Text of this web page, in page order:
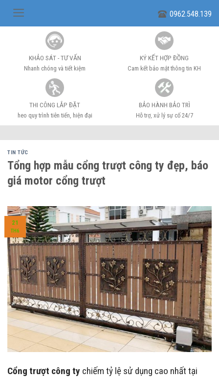
0962.548.139
KHẢO SÁT - TƯ VẤN
Nhanh chóng và tiết kiệm
KÝ KẾT HỢP ĐỒNG
Cam kết bảo mật thông tin KH
THI CÔNG LẮP ĐẶT
heo quy trình tiên tiến, hiện đại
BẢO HÀNH BẢO TRÌ
Hỗ trợ, xử lý sự cố 24/7
TIN TỨC
Tổng hợp mẫu cổng trượt công ty đẹp, báo
giá motor cổng trượt
21
TH6
Cổng trượt công ty chiếm tỷ lệ sử dụng cao nhất tại